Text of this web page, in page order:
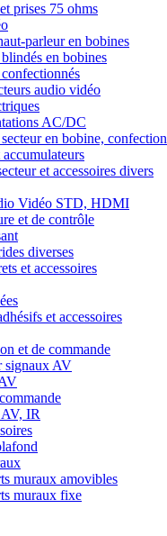
prises 75 ohms
parleur en bobines
en bobines
audio vidéo
AC/DC
en bobine,
accumulateurs
et accessoires divers
Vidéo STD, HDMI
et de contrôle
diverses
et accessoires
et accessoires
et de commande
signaux AV
IR
muraux amovibles
muraux fixe